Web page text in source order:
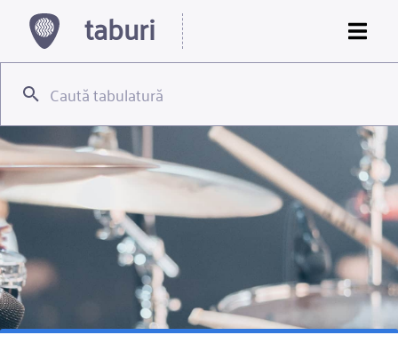
taburi